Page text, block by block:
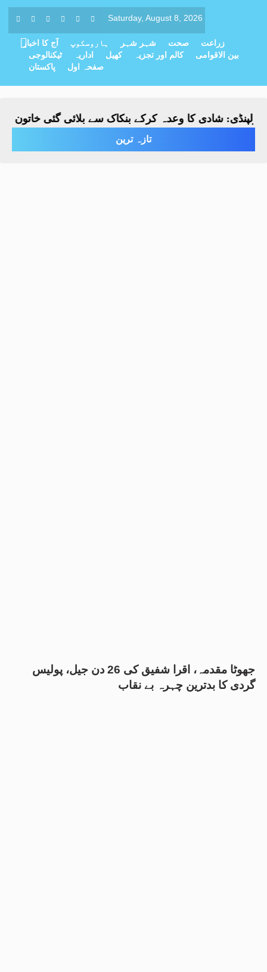
Saturday, August 8, 2026
آج کا اخبار ہاروسکوپ شہر شہر صحت
زراعت
ٹیکنالوجی
اداریہ کھیل کالم اور تجزیہ
بین الاقوامی
پاکستان
صفحہ اول
شادی کا وعدہ کرکے بنکاک سے بلائی گئی خاتون سے
تازہ ترین
جھوٹا مقدمہ، اقرا شفیق کی 26 دن جیل، پولیس
گردی کا بدترین چہرہ بے نقاب